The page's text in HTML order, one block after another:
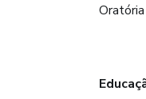
Oratória